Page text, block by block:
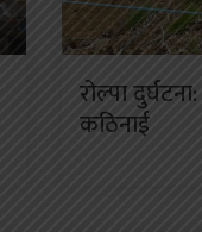
रोल्पा
कठिनाई